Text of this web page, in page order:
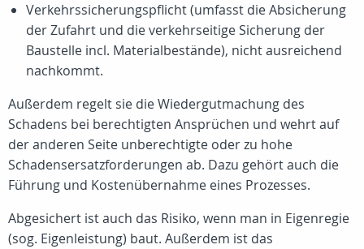
Verkehrssicherungspflicht (umfasst die Absicherung
der Zufahrt und die verkehrseitige Sicherung der
Baustelle incl. Materialbestände), nicht ausreichend
nachkommt.
Außerdem regelt sie die Wiedergutmachung des
Schadens bei berechtigten Ansprüchen und wehrt auf
der anderen Seite unberechtigte oder zu hohe
Schadensersatzforderungen ab. Dazu gehört auch die
Führung und Kostenübernahme eines Prozesses.
Abgesichert ist auch das Risiko, wenn man in Eigenregie
(sog. Eigenleistung) baut. Außerdem ist das